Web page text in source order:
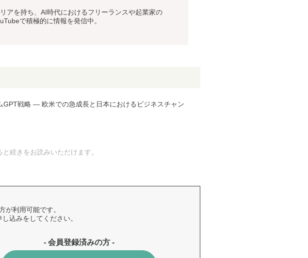
アを持ち、AI時代におけるフリーランスや起業家の
で積極的に情報を発信中。
戦略 ― 欧米での急成長と日本におけるビジネスチャン
続きをお読みいただけます。
が利用可能です。
込みをしてください。
- 会員登録済みの方 -